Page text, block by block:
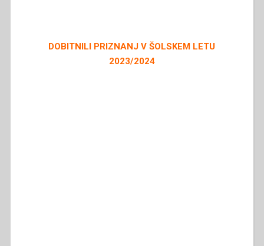
DOBITNILI PRIZNANJ V ŠOLSKEM LETU
2023/2024